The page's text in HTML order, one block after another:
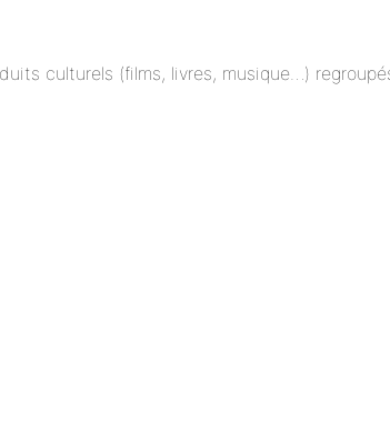
culturels (films, livres, musique…)